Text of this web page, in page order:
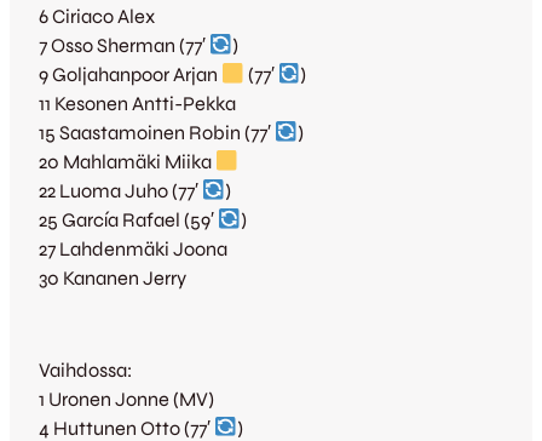
6 Ciriaco Alex
7 Osso Sherman (77′
)
9 Goljahanpoor Arjan
(77′
)
11 Kesonen Antti-Pekka
15 Saastamoinen Robin (77′
)
20 Mahlamäki Miika
22 Luoma Juho (77′
)
25 García Rafael (59′
)
27 Lahdenmäki Joona
30 Kananen Jerry
Vaihdossa:
1 Uronen Jonne (MV)
4 Huttunen Otto (77′
)